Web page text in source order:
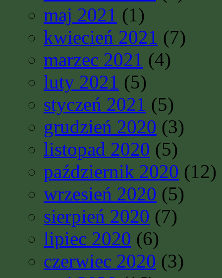
maj 2021 (1)
kwiecień 2021 (7)
marzec 2021 (4)
luty 2021 (5)
styczeń 2021 (5)
grudzień 2020 (3)
listopad 2020 (5)
październik 2020 (12)
wrzesień 2020 (5)
sierpień 2020 (7)
lipiec 2020 (6)
czerwiec 2020 (3)